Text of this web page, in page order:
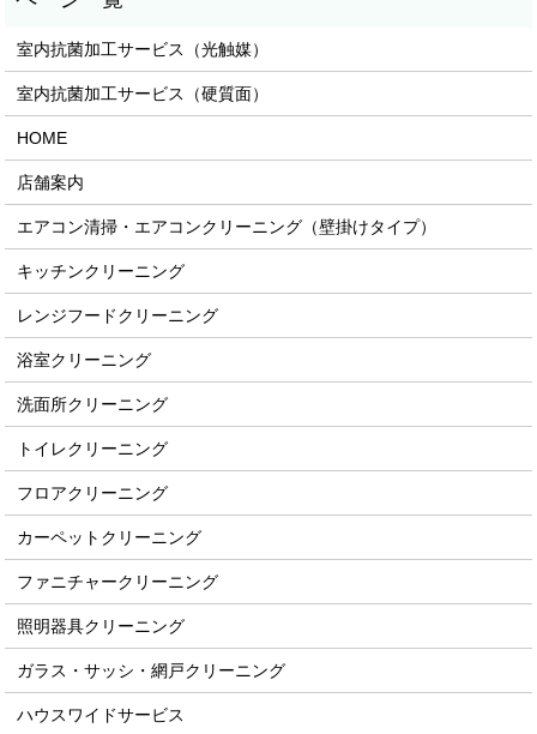
室内抗菌加工サービス（光触媒）
室内抗菌加工サービス（硬質面）
HOME
店舗案内
エアコン清掃・エアコンクリーニング（壁掛けタイプ）
キッチンクリーニング
レンジフードクリーニング
浴室クリーニング
洗面所クリーニング
トイレクリーニング
フロアクリーニング
カーペットクリーニング
ファニチャークリーニング
照明器具クリーニング
ガラス・サッシ・網戸クリーニング
ハウスワイドサービス